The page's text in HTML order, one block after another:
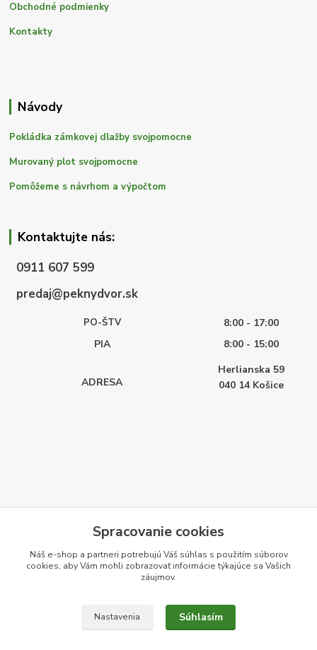
Obchodné podmienky
Kontakty
Návody
Pokládka zámkovej dlažby svojpomocne
Murovaný plot svojpomocne
Pomôžeme s návrhom a výpočtom
Kontaktujte nás:
0911 607 599
predaj@peknydvor.sk
PO-ŠTV
8:00 - 17:00
PIA
8:00 - 15:00
ADRESA
Herlianska 59
040 14 Košice
Spracovanie cookies
Náš e-shop a partneri potrebujú Váš súhlas s použitím súborov
cookies, aby Vám mohli zobrazovať informácie týkajúce sa Vašich
záujmov.
Nastavenia Súhlasím